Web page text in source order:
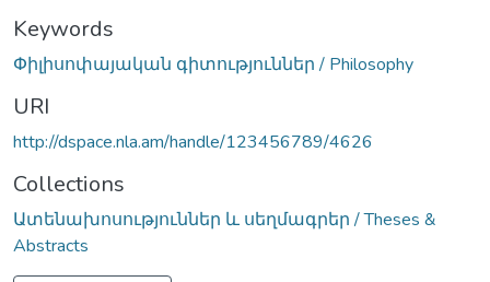
Keywords
Փիլիսոփայական գիտություններ / Philosophy
URI
http://dspace.nla.am/handle/123456789/4626
Collections
Ատենախոսություններ և սեղմագրեր / Theses &
Abstracts